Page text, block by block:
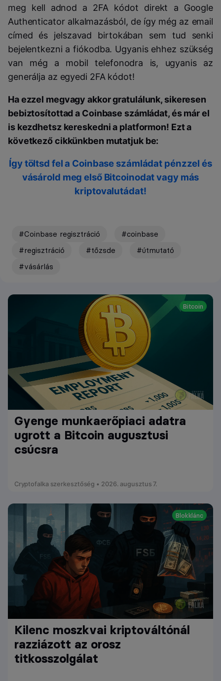
meg kell adnod a 2FA kódot direkt a Google
Authenticator alkalmazásból, de így még az email
címed és jelszavad birtokában sem tud senki
bejelentkezni a fiókodba. Ugyanis ehhez szükség
van még a mobil telefonodra is, ugyanis az
generálja az egyedi 2FA kódot!
Ha ezzel megvagy akkor gratulálunk, sikeresen
bebiztosítottad a Coinbase számládat, és már el
is kezdhetsz kereskedni a platformon! Ezt a
következő cikkünkben mutatjuk be:
Így töltsd fel a Coinbase számládat pénzzel és
vásárold meg első Bitcoinodat vagy más
kriptovalutádat!
#Coinbase regisztráció
#coinbase
#regisztráció
#tőzsde
#útmutató
#vásárlás
Bitcoin
Gyenge munkaerőpiaci adatra
ugrott a Bitcoin augusztusi
csúcsra
Cryptofalka szerkesztőség • 2026. augusztus 7.
Blokklánc
Kilenc moszkvai kriptováltónál
razziázott az orosz
titkosszolgálat